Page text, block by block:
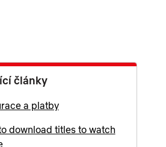
články
a platby
download titles to watch